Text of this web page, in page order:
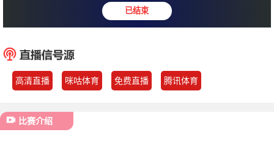
科马尔诺 : 泽沃伦
高清直播 咪咕体育 免费直播 腾讯体育
比赛介绍